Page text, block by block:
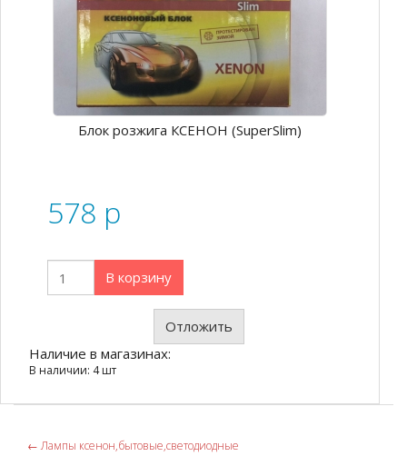
Блок розжига КСЕНОН (SuperSlim)
578 p
В корзину
Отложить
Наличие в магазинах:
В наличии: 4 шт
←Лампы ксенон,бытовые,светодиодные